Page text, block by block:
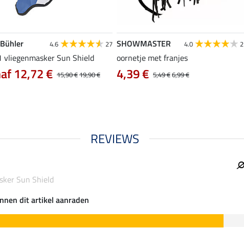
4.6 27
vliegenmasker Sun Shield
15,90 €19,90 €
12,72 €
SHOWMASTER 4.0
oornetje met franjes
5,49 €6,99 €
4,39 €
REVIEWS
Sun Shield
dit artikel aanraden